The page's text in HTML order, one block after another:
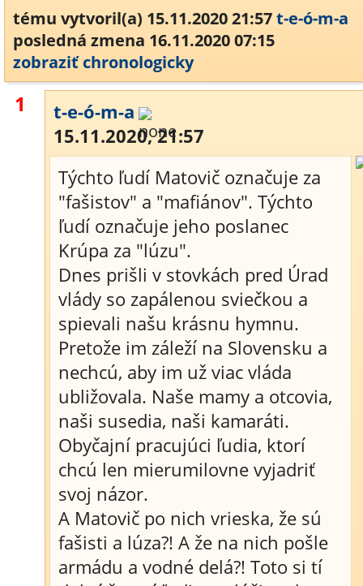
tému vytvoril(a) 15.11.2020 21:57t-e-ó-m-a
posledná zmena 16.11.2020 07:15
zobraziť chronologicky
1
t-e-ó-m-a
15.11.2020, 21:57
Týchto ľudí Matovič označuje za
"fašistov" a "mafiánov". Týchto
ľudí označuje jeho poslanec
Krúpa za "lúzu".
Dnes prišli v stovkách pred Úrad
vlády so zapálenou sviečkou a
spievali našu krásnu hymnu.
Pretože im záleží na Slovensku a
nechcú, aby im už viac vláda
ubližovala. Naše mamy a otcovia,
naši susedia, naši kamaráti.
Obyčajní pracujúci ľudia, ktorí
chcú len mierumilovne vyjadriť
svoj názor.
A Matovič po nich vrieska, že sú
fašisti a lúza?! A že na nich pošle
armádu a vodné delá?! Toto si tí